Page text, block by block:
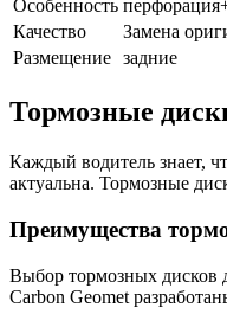
Особенность
Качество
Замена
Размещение задние
Тормозные
Каждый водитель знает,
актуальна. Тормозные
Преимущества
Выбор тормозных дисков
Carbon Geomet